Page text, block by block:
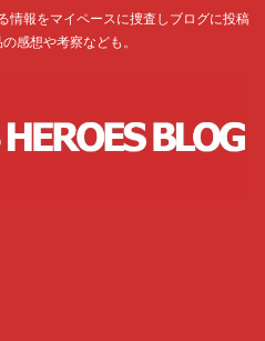
情報をマイペースに捜査しブログに投稿
感想や考察なども。